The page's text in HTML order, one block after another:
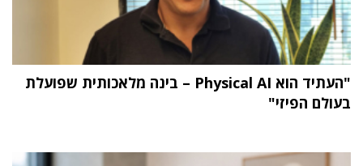
"העתיד הוא Physical AI – בינה מלאכותית שפועלת
בעולם הפיזי"